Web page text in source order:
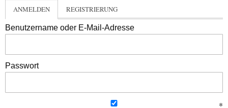
ANMELDEN REGISTRIERUNG
Benutzername oder E-Mail-Adresse
Passwort